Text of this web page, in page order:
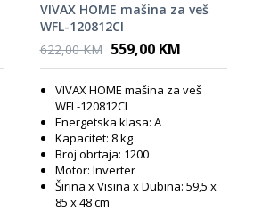
VIVAX HOME mašina za veš
WFL-120812CI
622,00 KM 559,00 KM
VIVAX HOME mašina za veš
WFL-120812CI
Energetska klasa: A
Kapacitet: 8 kg
Broj obrtaja: 1200
Motor: Inverter
Širina x Visina x Dubina: 59,5 x
85 x 48 cm